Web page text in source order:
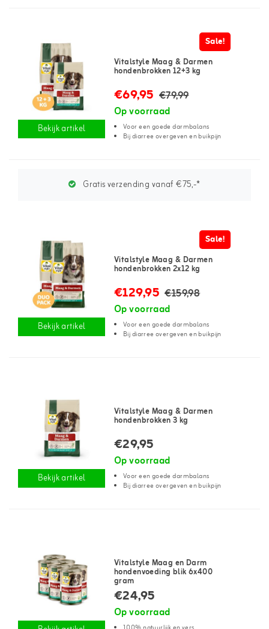
Bekijk artikel
Sale!
Vitalstyle Maag & Darmen
hondenbrokken 12+3 kg
€69,95 €79,99
Op voorraad
Voor een goede darmbalans
Bij diarree overgeven en buikpijn
Gratis verzending vanaf €75,-*
Bekijk artikel
Sale!
Vitalstyle Maag & Darmen
hondenbrokken 2x12 kg
€129,95 €159,98
Op voorraad
Voor een goede darmbalans
Bij diarree overgeven en buikpijn
Bekijk artikel
Vitalstyle Maag & Darmen
hondenbrokken 3 kg
€29,95
Op voorraad
Voor een goede darmbalans
Bij diarree overgeven en buikpijn
Vitalstyle Maag en Darm
hondenvoeding blik 6x400
gram
€24,95
Op voorraad